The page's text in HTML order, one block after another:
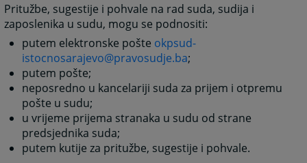
Pritužbe, sugestije i pohvale na rad suda, sudija i
zaposlenika u sudu, mogu se podnositi:
putem elektronske pošte okpsud-
istocnosarajevo@pravosudje.ba;
putem pošte;
neposredno u kancelariji suda za prijem i otpremu
pošte u sudu;
u vrijeme prijema stranaka u sudu od strane
predsjednika suda;
putem kutije za pritužbe, sugestije i pohvale.